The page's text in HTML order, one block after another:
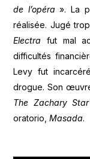
de l’opéra ». La
réalisée. Jugé
Electrafut mal
difficultés
Levy fut
drogue. Son
The Zachary Star
oratorio,Masada.